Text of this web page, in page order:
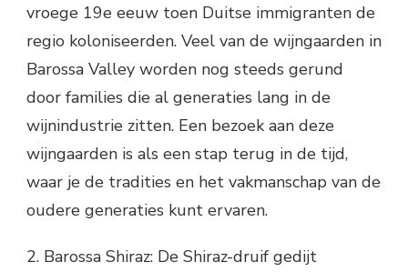
vroege 19e eeuw toen Duitse immigranten de
regio koloniseerden. Veel van de wijngaarden in
Barossa Valley worden nog steeds gerund
door families die al generaties lang in de
wijnindustrie zitten. Een bezoek aan deze
wijngaarden is als een stap terug in de tijd,
waar je de tradities en het vakmanschap van de
oudere generaties kunt ervaren.
2. Barossa Shiraz: De Shiraz-druif gedijt